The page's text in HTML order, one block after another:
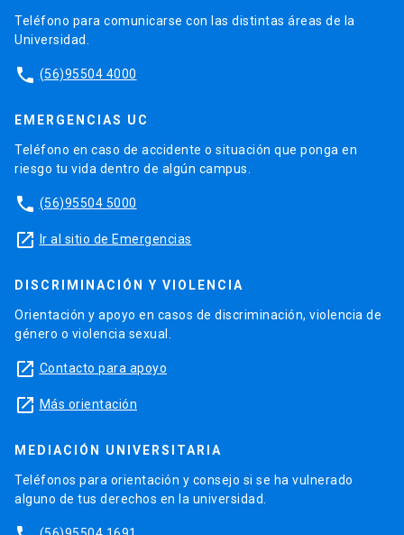
Teléfono para comunicarse con las distintas áreas de la
Universidad.
phone (56)95504 4000
EMERGENCIAS UC
Teléfono en caso de accidente o situación que ponga en
riesgo tu vida dentro de algún campus.
phone (56)95504 5000
launch Ir al sitio de Emergencias
DISCRIMINACIÓN Y VIOLENCIA
Orientación y apoyo en casos de discriminación, violencia de
género o violencia sexual.
launch Contacto para apoyo
launch Más orientación
MEDIACIÓN UNIVERSITARIA
Teléfonos para orientación y consejo si se ha vulnerado
alguno de tus derechos en la universidad.